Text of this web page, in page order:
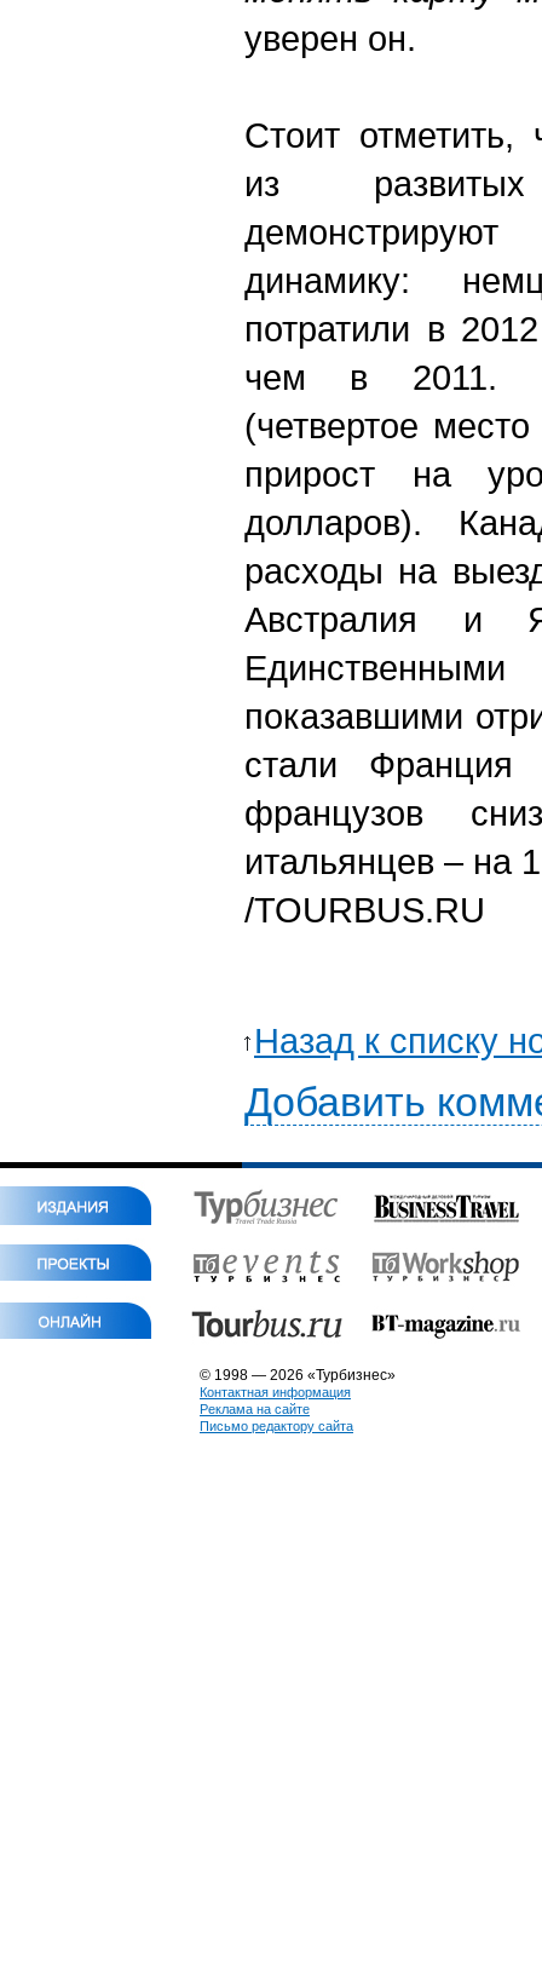
уверен он.
Стоит отметить,
из
динамику:
потратили в
чем в 2011.
(четвертое
прирост на
долларов).
расходы на
Австралия и
показавшими
стали
французов
итальянцев – на
/TOURBUS.RU
Назад к списку
Добавить
© 1998 — 2026 «Турбизнес»
Контактная информация
Реклама на сайте
Письмо редактору сайта